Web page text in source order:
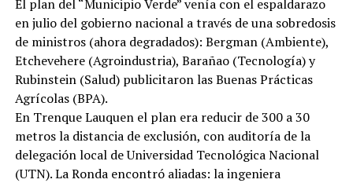
El plan del “Municipio Verde” venía con el espaldarazo
en julio del gobierno nacional a través de una sobredosis
de ministros (ahora degradados): Bergman (Ambiente),
Etchevehere (Agroindustria), Barañao (Tecnología) y
Rubinstein (Salud) publicitaron las Buenas Prácticas
Agrícolas (BPA).
En Trenque Lauquen el plan era reducir de 300 a 30
metros la distancia de exclusión, con auditoría de la
delegación local de Universidad Tecnológica Nacional
(UTN). La Ronda encontró aliadas: la ingeniera